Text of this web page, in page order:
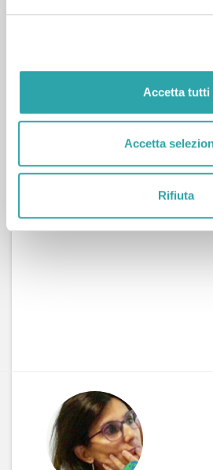
Accetta tutti
Accetta
Rifiuta
Sara D.
LEZIONI COMPLETATE
Lingue straniere,Materie
Diritto,Francese